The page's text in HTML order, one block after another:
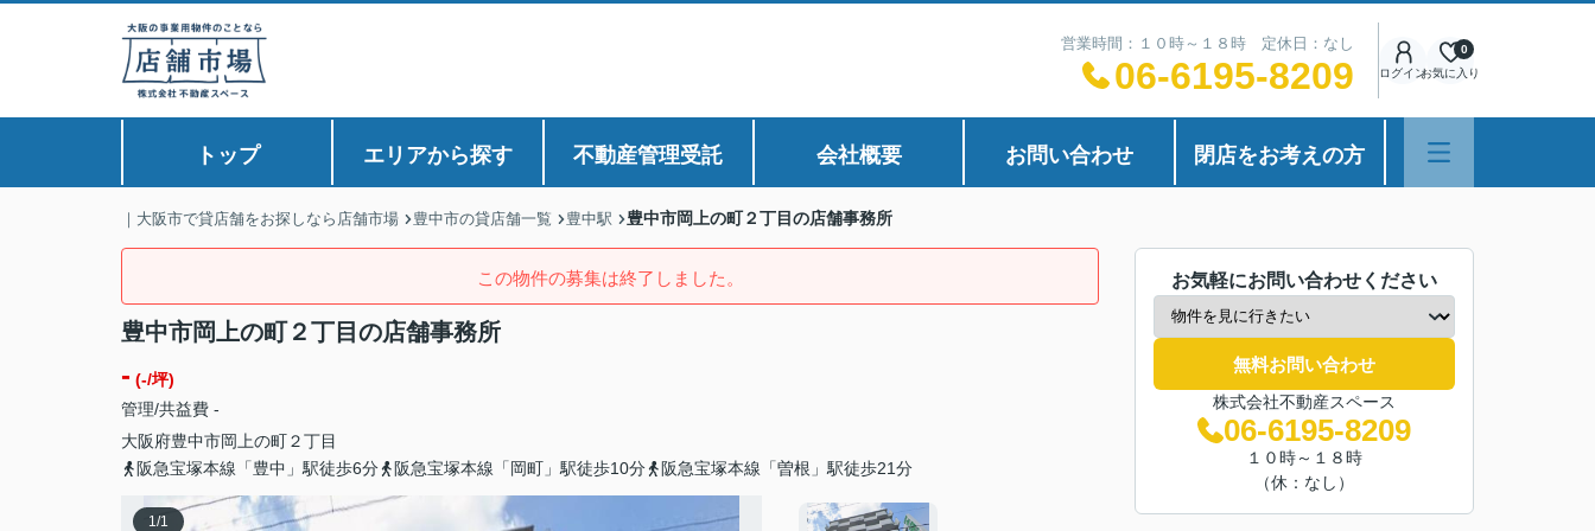
営業時間：１０時～１８時 定休日：なし
06-6195-8209 ログインお気に入り
0
トップ エリアから探す 不動産管理受託 会社概要 お問い合わせ 閉店をお考えの方
｜大阪市で貸店舗をお探しなら店舗市場 豊中市の貸店舗一覧 豊中駅 豊中市岡上の町２丁目の店舗事務所
この物件の募集は終了しました。
豊中市岡上の町２丁目の店舗事務所
- (-/坪)
管理/共益費 -
大阪府豊中市岡上の町２丁目
阪急宝塚本線「豊中」駅徒歩6分
阪急宝塚本線「岡町」駅徒歩10分 阪急宝塚本線「曽根」駅徒歩21分
1/1
お気軽にお問い合わせください
無料お問い合わせ
株式会社不動産スペース
06-6195-8209
１０時～１８時
（休：なし）